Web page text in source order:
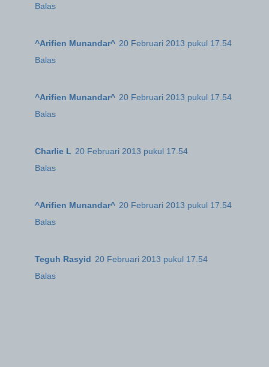
Balas
^Arifien Munandar^ 20 Februari 2013 pukul 17.54
Balas
^Arifien Munandar^ 20 Februari 2013 pukul 17.54
Balas
Charlie L 20 Februari 2013 pukul 17.54
Balas
^Arifien Munandar^ 20 Februari 2013 pukul 17.54
Balas
Teguh Rasyid 20 Februari 2013 pukul 17.54
Balas